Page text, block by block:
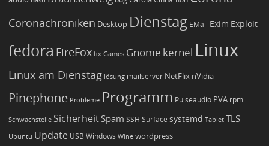
Coronachroniken Desktop Dienstag EMail Exim Exploit
fedora FireFox fix Games Gnome kernel Linux
Linux am Dienstag lösung mailserver NetFlix nVidia
Pinephone Probleme Programm Pulseaudio PVA rpm
Schwachstelle Sicherheit Spam SSH Surface systemd Tablet TLS
Ubuntu Update USB Windows Wine wordpress